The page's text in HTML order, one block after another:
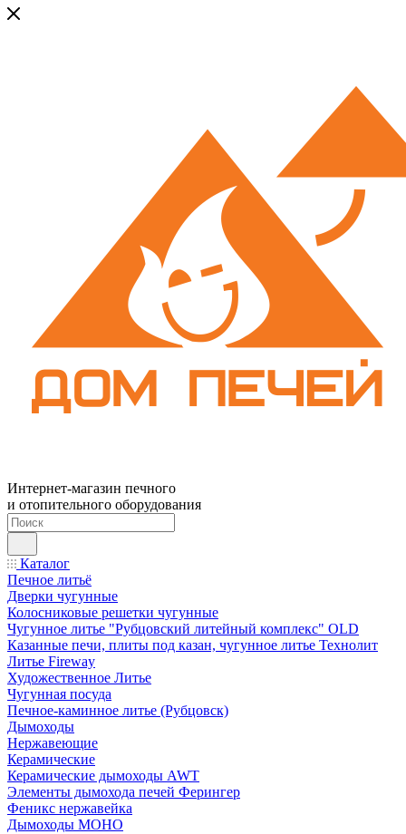
Интернет-магазин печного
и отопительного оборудования
Каталог
Печное литьё
Дверки чугунные
Колосниковые решетки чугунные
Чугунное литье "Рубцовский литейный комплекс" OLD
Казанные печи, плиты под казан, чугунное литье Технолит
Литье Fireway
Художественное Литье
Чугунная посуда
Печное-каминное литье (Рубцовск)
Дымоходы
Нержавеющие
Керамические
Керамические дымоходы AWT
Элементы дымохода печей Ферингер
Феникс нержавейка
Дымоходы МОНО